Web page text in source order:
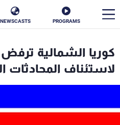
PROGRAMS
NEWSCASTS
كوريا الشمالية
لاستئناف
الأخبار